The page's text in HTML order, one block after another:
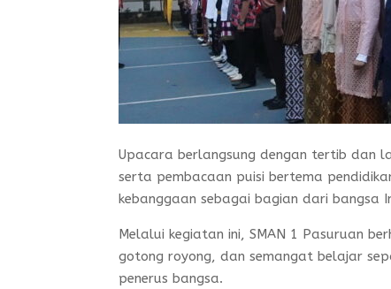
Upacara berlangsung dengan tertib dan
serta pembacaan puisi bertema
kebanggaan sebagai bagian dari bangsa
Melalui kegiatan ini, SMAN 1 Pasuruan
gotong royong, dan semangat belajar
penerus bangsa.